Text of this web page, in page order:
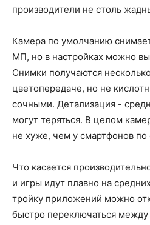
производители не столь
Камера по умолчанию
МП, но в настройках можно
Снимки получаются
цветопередаче, но не
сочными. Детализация -
могут теряться. В целом
не хуже, чем у смартфонов
Что касается
и игры идут плавно на
тройку приложений можно
быстро переключаться